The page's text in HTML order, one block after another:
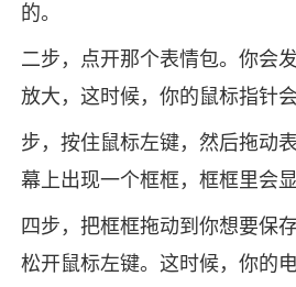
的。
二步，点开那个表情包。你会
放大，这时候，你的鼠标指针
步，按住鼠标左键，然后拖动
幕上出现一个框框，框框里会
四步，把框框拖动到你想要保
松开鼠标左键。这时候，你的